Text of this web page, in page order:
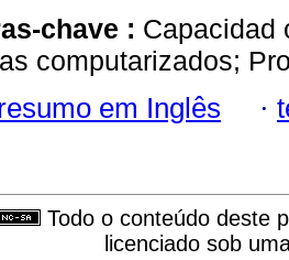
chave : Capacidad
computarizados;
em Inglês ·
Todo o conteúdo deste
licenciado sob